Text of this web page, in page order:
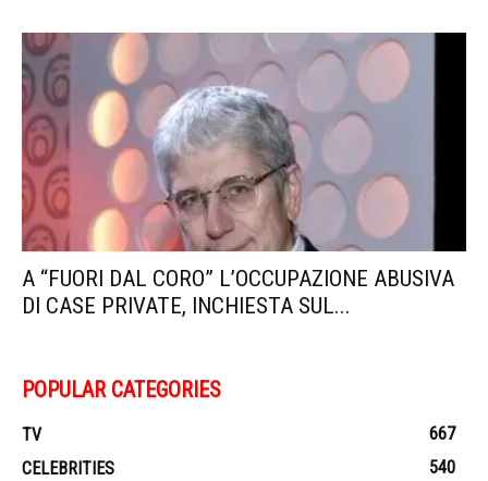
A “FUORI DAL CORO” L’OCCUPAZIONE ABUSIVA
DI CASE PRIVATE, INCHIESTA SUL...
POPULAR CATEGORIES
TV
667
CELEBRITIES
540